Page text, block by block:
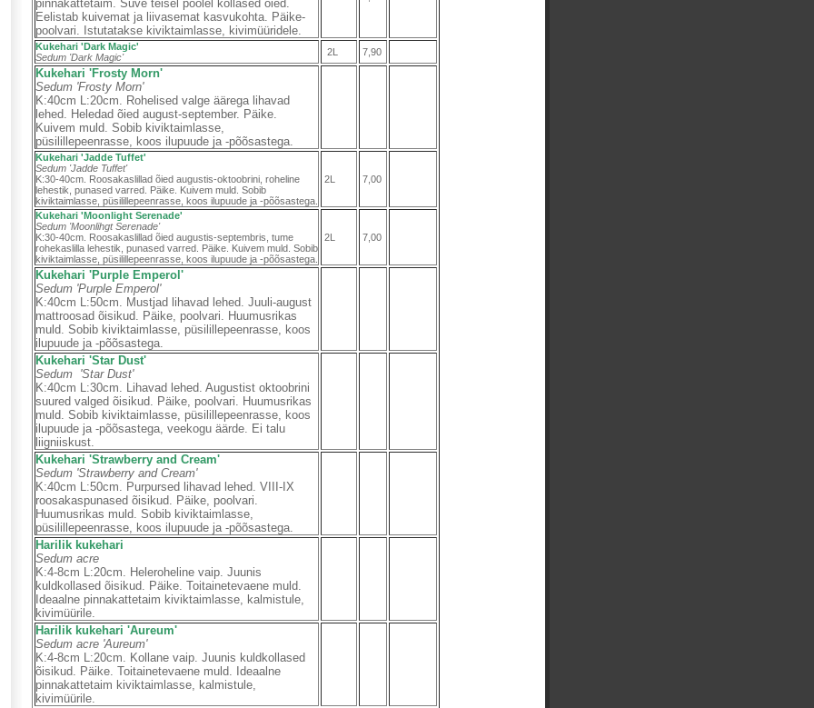
pinnakattetaim. Suve teisel poolel kollased õied.
Eelistab kuivemat ja liivasemat kasvukohta. Päike-
poolvari. Istutatakse kiviktaimlasse, kivimüüridele.
Kukehari 'Dark Magic'
Sedum 'Dark Magic'
2L 7,90
Kukehari 'Frosty Morn'
Sedum 'Frosty Morn'
K:40cm L:20cm. Rohelised valge äärega lihavad
lehed. Heledad õied august-september. Päike.
Kuivem muld. Sobib kiviktaimlasse,
püsilillepeenrasse, koos ilupuude ja -põõsastega.
Kukehari 'Jadde Tuffet'
Sedum 'Jadde Tuffet'
K:30-40cm. Roosakaslillad õied augustis-oktoobrini, roheline
lehestik, punased varred. Päike. Kuivem muld. Sobib
kiviktaimlasse, püsilillepeenrasse, koos ilupuude ja -põõsastega.
2L 7,00
Kukehari 'Moonlight Serenade'
Sedum 'Moonlihgt Serenade'
K:30-40cm. Roosakaslillad õied augustis-septembris, tume
rohekaslilla lehestik, punased varred. Päike. Kuivem muld. Sobib
kiviktaimlasse, püsilillepeenrasse, koos ilupuude ja -põõsastega.
2L 7,00
Kukehari 'Purple Emperol'
Sedum 'Purple Emperol'
K:40cm L:50cm. Mustjad lihavad lehed. Juuli-august
mattroosad õisikud. Päike, poolvari. Huumusrikas
muld. Sobib kiviktaimlasse, püsilillepeenrasse, koos
ilupuude ja -põõsastega.
Kukehari 'Star Dust'
Sedum 'Star Dust'
K:40cm L:30cm. Lihavad lehed. Augustist oktoobrini
suured valged õisikud. Päike, poolvari. Huumusrikas
muld. Sobib kiviktaimlasse, püsilillepeenrasse, koos
ilupuude ja -põõsastega, veekogu äärde. Ei talu
liigniiskust.
Kukehari 'Strawberry and Cream'
Sedum 'Strawberry and Cream'
K:40cm L:50cm. Purpursed lihavad lehed. VIII-IX
roosakaspunased õisikud. Päike, poolvari.
Huumusrikas muld. Sobib kiviktaimlasse,
püsilillepeenrasse, koos ilupuude ja -põõsastega.
Harilik kukehari
Sedum acre
K:4-8cm L:20cm. Heleroheline vaip. Juunis
kuldkollased õisikud. Päike. Toitainetevaene muld.
Ideaalne pinnakattetaim kiviktaimlasse, kalmistule,
kivimüürile.
Harilik kukehari 'Aureum'
Sedum acre 'Aureum'
K:4-8cm L:20cm. Kollane vaip. Juunis kuldkollased
õisikud. Päike. Toitainetevaene muld. Ideaalne
pinnakattetaim kiviktaimlasse, kalmistule,
kivimüürile.